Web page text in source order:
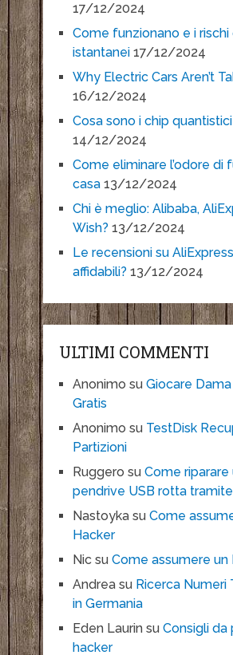
17/12/2024
Come funzionano e i rischi
istantanei 17/12/2024
Why Electric Cars Aren’t
16/12/2024
Cosa sono i chip quantistici
14/12/2024
Come eliminare l’odore di
casa 13/12/2024
Chi è meglio: Alibaba,
Wish? 13/12/2024
Le recensioni su
affidabili? 13/12/2024
ULTIMI COMMENTI
Anonimo su Giocare
Gratis
Anonimo su TestDisk
Partizioni
Ruggero su Come riparare
pendrive USB rotta
Nastoykasu Come
Hacker
Nicsu Come assumere un
Andreasu Ricerca Numeri
in Germania
Eden Laurinsu Consigli da
hacker